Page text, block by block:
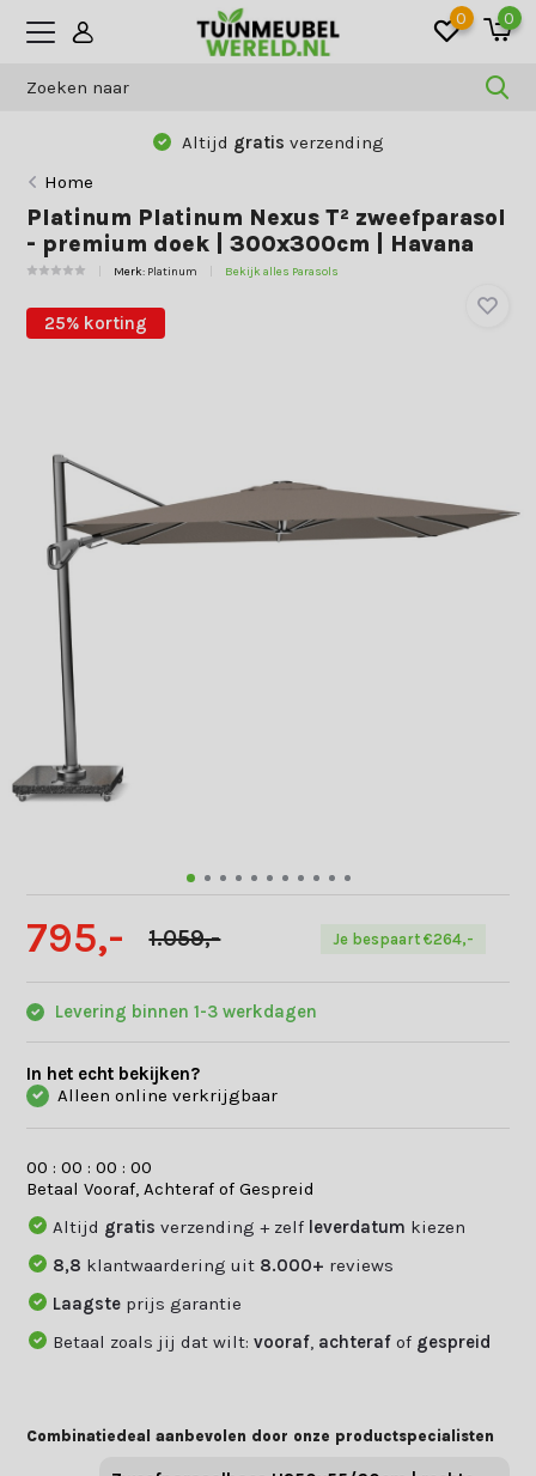
0 0
Altijd gratis verzending
Home
Platinum Platinum Nexus T² zweefparasol
- premium doek | 300x300cm | Havana
Merk: Platinum Bekijk alles Parasols
25% korting
795,- 1.059,- Je bespaart €264,-
Levering binnen 1-3 werkdagen
In het echt bekijken?
Alleen online verkrijgbaar
00 :00 :00 :00
Betaal Vooraf, Achteraf of Gespreid
Altijd gratisverzending + zelf leverdatum kiezen
8,8 klantwaardering uit 8.000+ reviews
Laagste prijs garantie
Betaal zoals jij dat wilt:vooraf achteraf of gespreid
Combinatiedeal aanbevolen door onze productspecialisten